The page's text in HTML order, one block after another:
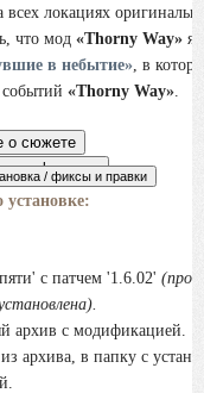
всех локациях
что мод «Thorny Way»
в небытие», в
событий «Thorny Way».
с патчем '1.6.02'
архив с модификацией.
архива, в папку с